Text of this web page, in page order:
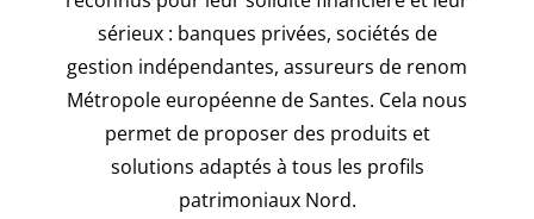
sérieux : banques privées, sociétés de
gestion indépendantes, assureurs de renom
Métropole européenne de Santes. Cela nous
permet de proposer des produits et
solutions adaptés à tous les profils
patrimoniaux Nord.